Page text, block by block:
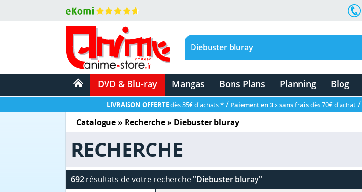
DVD & Blu-ray Mangas Bons Plans Planning Blog
LIVRAISON OFFERTEdès 35€ d'achats * / Paiement en 3 x sans fraisdès 70€ d'achat /
Catalogue» Recherche » Diebuster bluray
RECHERCHE
692résultats de votre recherche "Diebuster bluray"